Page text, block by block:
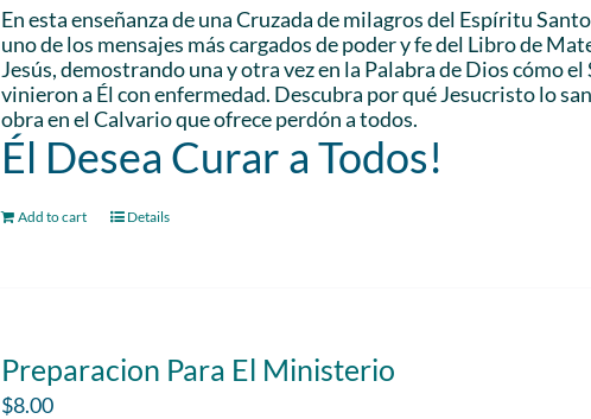
En esta enseñanza de una Cruzada de milagros del Espíritu
uno de los mensajes más cargados de poder y fe del Libro de
Jesús, demostrando una y otra vez en la Palabra de Dios cómo
vinieron a Él con enfermedad. Descubra por qué Jesucristo lo
obra en el Calvario que ofrece perdón a todos.
Él Desea Curar a Todos!
Add to cart Details
Preparacion Para El Ministerio
$8.00